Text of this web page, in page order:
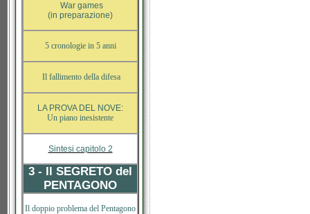
War games
(in preparazione)
5 cronologie in 5 anni
Il fallimento della difesa
LA PROVA DEL NOVE:
Un piano inesistente
Sintesi capitolo 2
3 - Il SEGRETO del
PENTAGONO
Il doppio problema del Pentagono